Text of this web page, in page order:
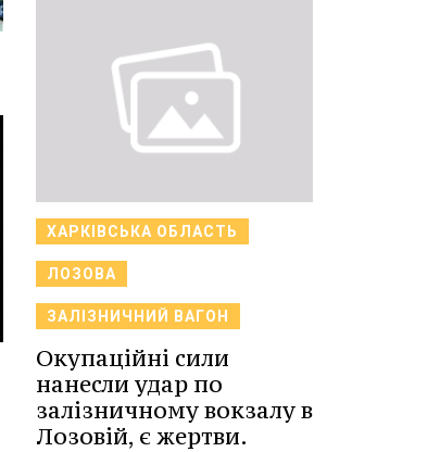
ХАРКІВСЬКА ОБЛАСТЬ
ЛОЗОВА
ЗАЛІЗНИЧНИЙ ВАГОН
Окупаційні сили
нанесли удар по
залізничному вокзалу в
Лозовій, є жертви.